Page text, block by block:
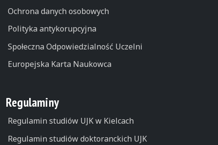
Ochrona danych osobowych
Polityka antykorupcyjna
Społeczna Odpowiedzialność Uczelni
Europejska Karta Naukowca
Regulaminy
Regulamin studiów UJK w Kielcach
Regulamin studiów doktoranckich UJK